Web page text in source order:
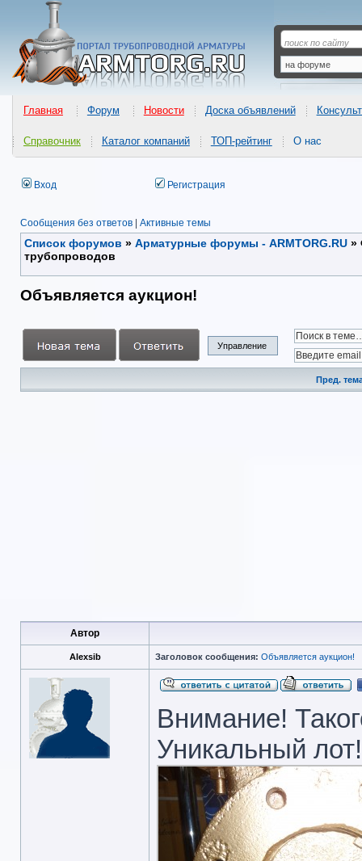
Главная Форум Новости Доска объявлений
Справочник Каталог компаний ТОП-рейтинг О нас
Вход Регистрация
Сообщения без ответов | Активные темы
Список форумов » Арматурные форумы - ARMTORG.RU »
трубопроводов
Объявляется аукцион!
Управление
Пред.
Автор
Alexsib Заголовок сообщения: Объявляется аукцион!
Внимание!
Уникальный